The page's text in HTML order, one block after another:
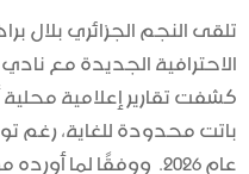
تلقى النجم الجزائري
الاحترافية الجديدة مع
كشفت تقارير إعلامية
باتت محدودة للغاية، رغم